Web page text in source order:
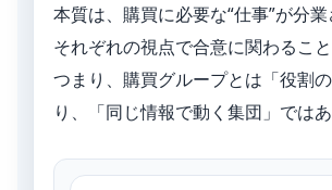
本質は、購買に必要な“仕事”が分
それぞれの視点で合意に関わること
つまり、購買グループとは「役割
り、「同じ情報で動く集団」ではあ